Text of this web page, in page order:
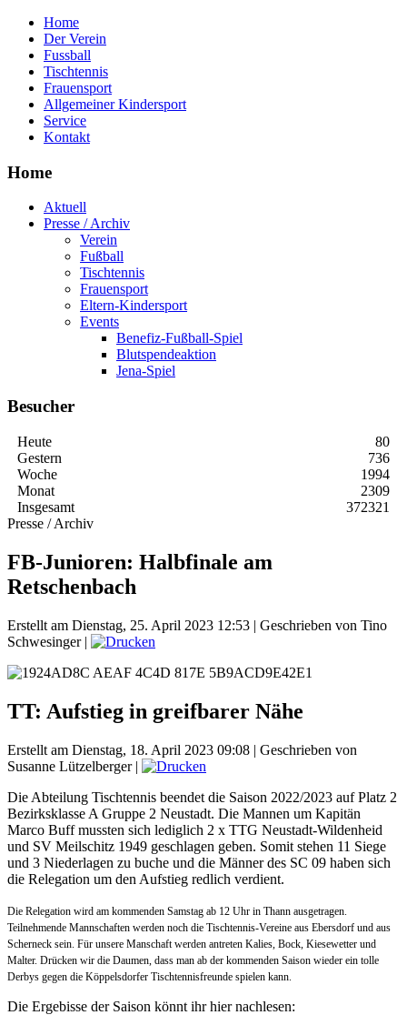
Home
Der Verein
Fussball
Tischtennis
Frauensport
Allgemeiner Kindersport
Service
Kontakt
Home
Aktuell
Presse / Archiv
Verein
Fußball
Tischtennis
Frauensport
Eltern-Kindersport
Events
Benefiz-Fußball-Spiel
Blutspendeaktion
Jena-Spiel
Besucher
Heute
80
Gestern
736
Woche
1994
Monat
2309
Insgesamt
372321
Presse / Archiv
FB-Junioren: Halbfinale am
Retschenbach
Erstellt am Dienstag, 25. April 2023 12:53 | Geschrieben von Tino
Schwesinger|
TT: Aufstieg in greifbarer Nähe
Erstellt am Dienstag, 18. April 2023 09:08 | Geschrieben von
Susanne Lützelberger|
Die Abteilung Tischtennis beendet die Saison 2022/2023 auf Platz 2
Bezirksklasse A Gruppe 2 Neustadt. Die Mannen um Kapitän
Marco Buff mussten sich lediglich 2 x TTG Neustadt-Wildenheid
und SV Meilschitz 1949 geschlagen geben. Somit stehen 11 Siege
und 3 Niederlagen zu buche und die Männer des SC 09 haben sich
die Relegation um den Aufstieg redlich verdient.
Die Relegation wird am kommenden Samstag ab 12 Uhr in Thann ausgetragen.
Teilnehmende Mannschaften werden noch die Tischtennis-Vereine aus Ebersdorf und aus
Scherneck sein. Für unsere Manschaft werden antreten Kalies, Bock, Kiesewetter und
Malter. Drücken wir die Daumen, dass man ab der kommenden Saison wieder ein tolle
Derbys gegen die Köppelsdorfer Tischtennisfreunde spielen kann.
Die Ergebisse der Saison könnt ihr hier nachlesen: